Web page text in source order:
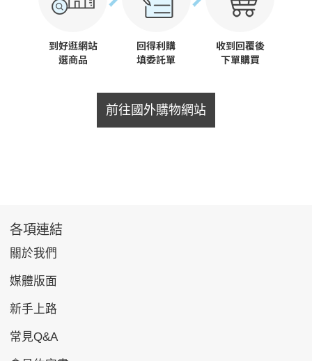
前往國外購物網站
各項連結
關於我們
媒體版面
新手上路
常見Q&A